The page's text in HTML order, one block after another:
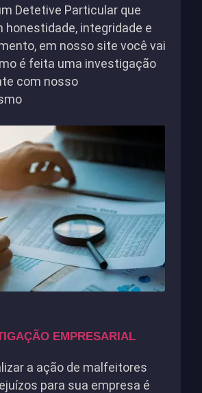
Detetive Particular que
honestidade, integridade e
em nosso site você vai
é feita uma investigação
com nosso
EMPRESARIAL
a ação de malfeitores
para sua empresa é